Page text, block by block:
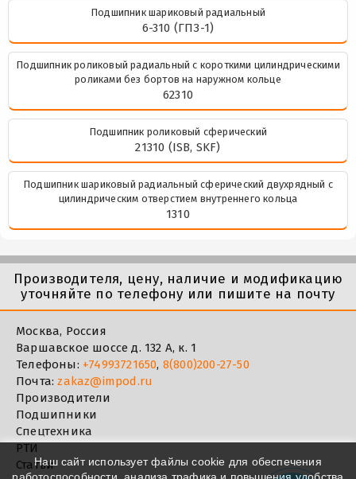
Подшипник шариковый радиальный
6-310 (ГПЗ-1)
Подшипник роликовый радиальный с короткими цилиндрическими
роликами без бортов на наружном кольце
62310
Подшипник роликовый сферический
21310 (ISB, SKF)
Подшипник шариковый радиальный сферический двухрядный с
цилиндрическим отверстием внутреннего кольца
1310
Производителя, цену, наличие и модификацию
уточняйте по телефону или пишите на почту
Москва, Россия
Варшавское шоссе д. 132 А, к. 1
Телефоны: +74993721650, 8(800)200-27-50
Почта:zakaz@impod.ru
Производители
Подшипники
Спецтехника
РТИ
СтатьиНаш сайт использует файлы cookie для обеспечения